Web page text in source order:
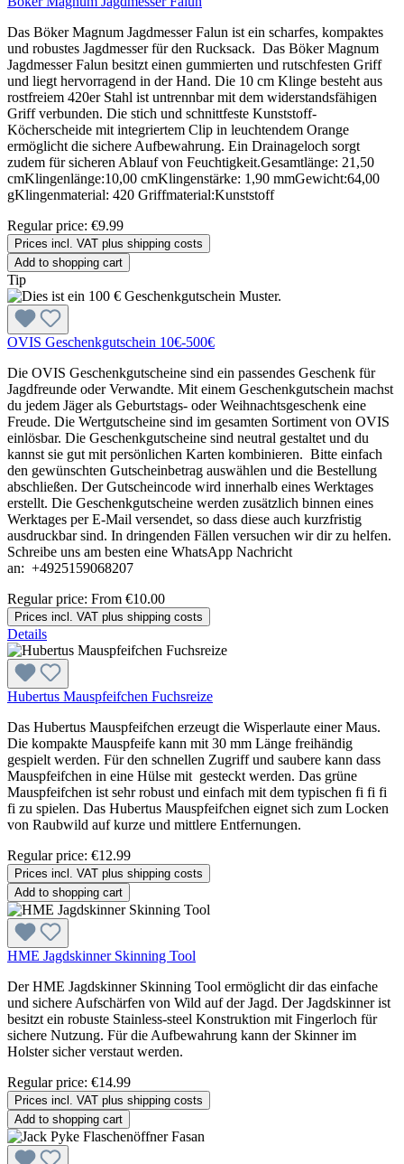
Das Böker Magnum Jagdmesser Falun ist ein scharfes, kompaktes
und robustes Jagdmesser für den Rucksack. Das Böker Magnum
Jagdmesser Falun besitzt einen gummierten und rutschfesten Griff
und liegt hervorragend in der Hand. Die 10 cm Klinge besteht aus
rostfreiem 420er Stahl ist untrennbar mit dem widerstandsfähigen
Griff verbunden. Die stich und schnittfeste Kunststoff-
Köcherscheide mit integriertem Clip in leuchtendem Orange
ermöglicht die sichere Aufbewahrung. Ein Drainageloch sorgt
zudem für sicheren Ablauf von Feuchtigkeit.Gesamtlänge: 21,50
cmKlingenlänge:10,00 cmKlingenstärke: 1,90 mmGewicht:64,00
gKlingenmaterial: 420 Griffmaterial:Kunststoff
Regular price: €9.99
Prices incl. VAT plus shipping costs
Add to shopping cart
Tip
OVIS Geschenkgutschein 10€-500€
Die OVIS Geschenkgutscheine sind ein passendes Geschenk für
Jagdfreunde oder Verwandte. Mit einem Geschenkgutschein machst
du jedem Jäger als Geburtstags- oder Weihnachtsgeschenk eine
Freude. Die Wertgutscheine sind im gesamten Sortiment von OVIS
einlösbar. Die Geschenkgutscheine sind neutral gestaltet und du
kannst sie gut mit persönlichen Karten kombinieren. Bitte einfach
den gewünschten Gutscheinbetrag auswählen und die Bestellung
abschließen. Der Gutscheincode wird innerhalb eines Werktages
erstellt. Die Geschenkgutscheine werden zusätzlich binnen eines
Werktages per E-Mail versendet, so dass diese auch kurzfristig
ausdruckbar sind. In dringenden Fällen versuchen wir dir zu helfen.
Schreibe uns am besten eine WhatsApp Nachricht
an: +4925159068207
Regular price: From €10.00
Prices incl. VAT plus shipping costs
Details
Hubertus Mauspfeifchen Fuchsreize
Das Hubertus Mauspfeifchen erzeugt die Wisperlaute einer Maus.
Die kompakte Mauspfeife kann mit 30 mm Länge freihändig
gespielt werden. Für den schnellen Zugriff und saubere kann dass
Mauspfeifchen in eine Hülse mit gesteckt werden. Das grüne
Mauspfeifchen ist sehr robust und einfach mit dem typischen fi fi fi
fi zu spielen. Das Hubertus Mauspfeifchen eignet sich zum Locken
von Raubwild auf kurze und mittlere Entfernungen.
Regular price: €12.99
Prices incl. VAT plus shipping costs
Add to shopping cart
HME Jagdskinner Skinning Tool
Der HME Jagdskinner Skinning Tool ermöglicht dir das einfache
und sichere Aufschärfen von Wild auf der Jagd. Der Jagdskinner ist
besitzt ein robuste Stainless-steel Konstruktion mit Fingerloch für
sichere Nutzung. Für die Aufbewahrung kann der Skinner im
Holster sicher verstaut werden.
Regular price: €14.99
Prices incl. VAT plus shipping costs
Add to shopping cart